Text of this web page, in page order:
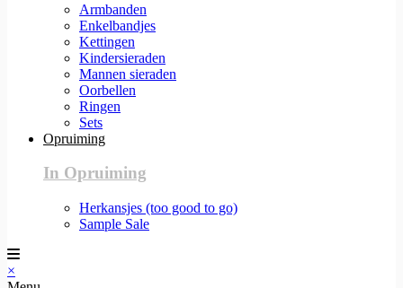
Armbanden
Enkelbandjes
Kettingen
Kindersieraden
Mannen sieraden
Oorbellen
Ringen
Sets
Opruiming
In Opruiming
Herkansjes (too good to go)
Sample Sale
×